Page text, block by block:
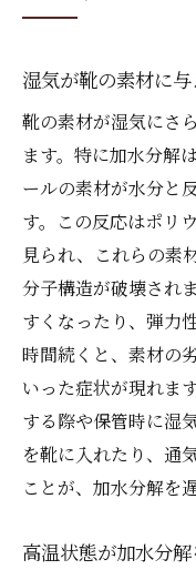
湿気が靴の素材に
靴の素材が湿気にさ
ます。特に加水分解
ールの素材が水分と
す。この反応はポリ
見られ、これらの素
分子構造が破壊され
すくなったり、弾力
時間続くと、素材の
いった症状が現れま
する際や保管時に湿
を靴に入れたり、通
ことが、加水分解を
高温状態が加水分